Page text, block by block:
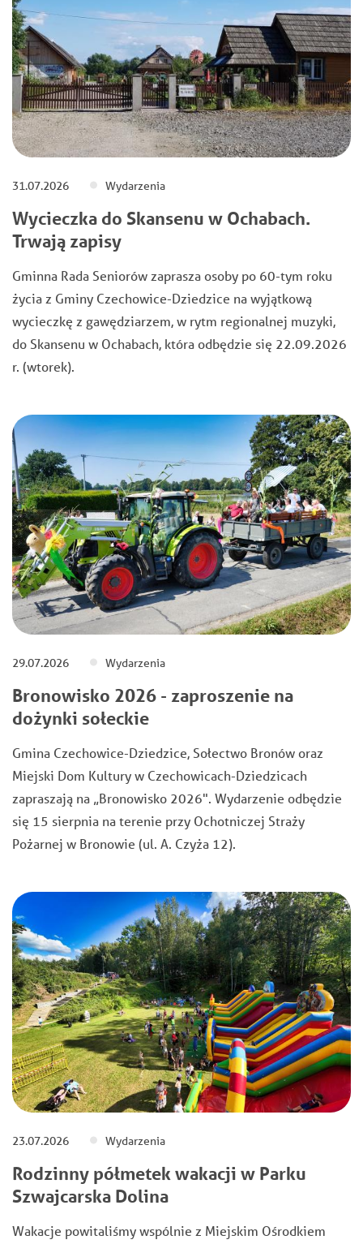
31.07.2026 Wydarzenia
Wycieczka do Skansenu w Ochabach.
Trwają zapisy
Gminna Rada Seniorów zaprasza osoby po 60-tym roku
życia z Gminy Czechowice-Dziedzice na wyjątkową
wycieczkę z gawędziarzem, w rytm regionalnej muzyki,
do Skansenu w Ochabach, która odbędzie się 22.09.2026
r. (wtorek).
29.07.2026 Wydarzenia
Bronowisko 2026 - zaproszenie na
dożynki sołeckie
Gmina Czechowice-Dziedzice, Sołectwo Bronów oraz
Miejski Dom Kultury w Czechowicach-Dziedzicach
zapraszają na „Bronowisko 2026". Wydarzenie odbędzie
się 15 sierpnia na terenie przy Ochotniczej Straży
Pożarnej w Bronowie (ul. A. Czyża 12).
23.07.2026 Wydarzenia
Rodzinny półmetek wakacji w Parku
Szwajcarska Dolina
Wakacje powitaliśmy wspólnie z Miejskim Ośrodkiem